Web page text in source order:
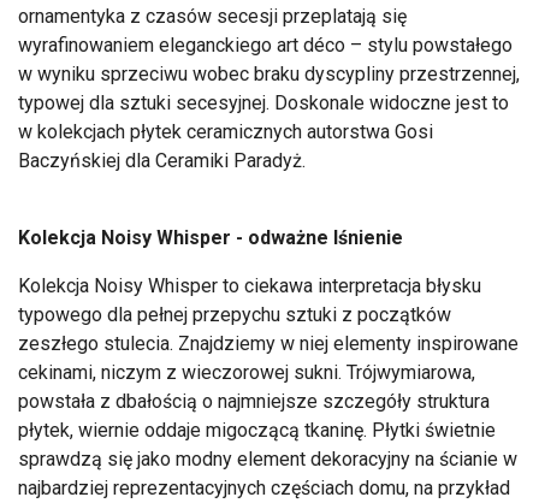
ornamentyka z czasów secesji przeplatają się
wyrafinowaniem eleganckiego art déco – stylu powstałego
w wyniku sprzeciwu wobec braku dyscypliny przestrzennej,
typowej dla sztuki secesyjnej. Doskonale widoczne jest to
w kolekcjach płytek ceramicznych autorstwa Gosi
Baczyńskiej dla Ceramiki Paradyż.
Kolekcja Noisy Whisper - odważne lśnienie
Kolekcja Noisy Whisper to ciekawa interpretacja błysku
typowego dla pełnej przepychu sztuki z początków
zeszłego stulecia. Znajdziemy w niej elementy inspirowane
cekinami, niczym z wieczorowej sukni. Trójwymiarowa,
powstała z dbałością o najmniejsze szczegóły struktura
płytek, wiernie oddaje migoczącą tkaninę. Płytki świetnie
sprawdzą się jako modny element dekoracyjny na ścianie w
najbardziej reprezentacyjnych częściach domu, na przykład